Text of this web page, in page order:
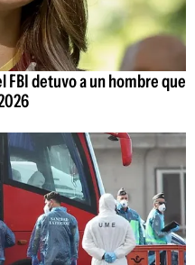
FBI detuvo a un hombre que